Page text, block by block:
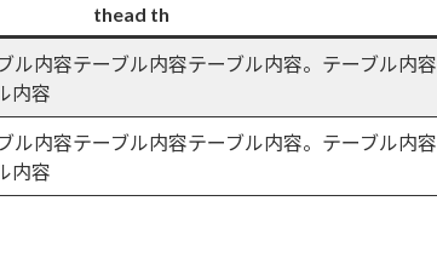
thead th
ル内容テーブル内容テーブル内容。テーブル内容
内容
ル内容テーブル内容テーブル内容。テーブル内容
内容